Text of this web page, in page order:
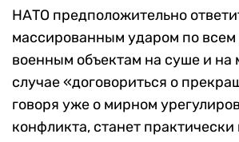
НАТО предположительно
массированным ударом по
военным объектам на суше и на
случае «договориться о
говоря уже о мирном
конфликта, станет